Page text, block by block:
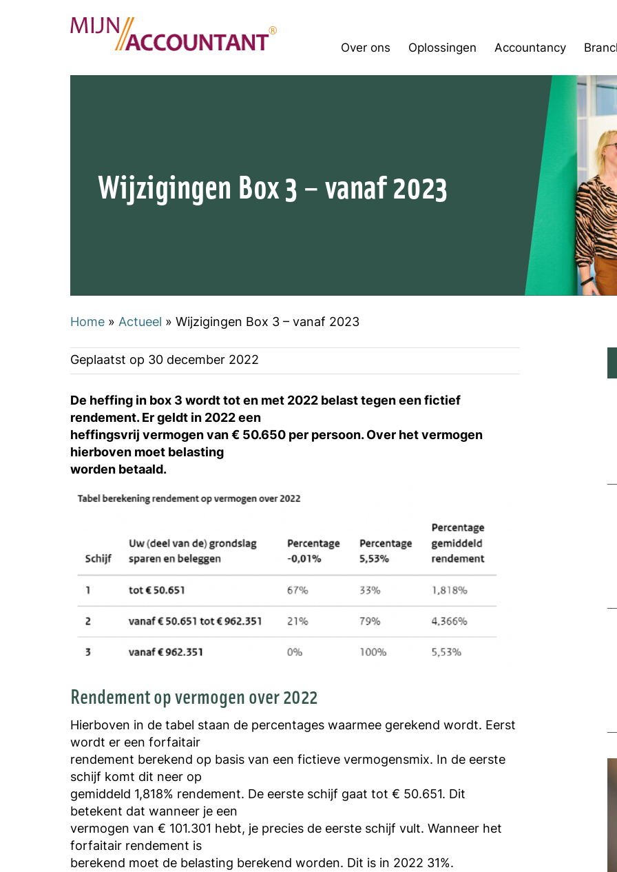
Over ons Oplossingen Accountancy
Wijzigingen Box 3 – vanaf 2023
Home » Actueel » Wijzigingen Box 3 – vanaf 2023
Geplaatst op 30 december 2022
De heffing in box 3 wordt tot en met 2022 belast tegen een fictief
rendement. Er geldt in 2022 een
heffingsvrij vermogen van € 50.650 per persoon. Over het vermogen
hierboven moet belasting
worden betaald.
Rendement op vermogen over 2022
Hierboven in de tabel staan de percentages waarmee gerekend wordt. Eerst
wordt er een forfaitair
rendement berekend op basis van een fictieve vermogensmix. In de eerste
schijf komt dit neer op
gemiddeld 1,818% rendement. De eerste schijf gaat tot € 50.651. Dit
betekent dat wanneer je een
vermogen van € 101.301 hebt, je precies de eerste schijf vult. Wanneer het
forfaitair rendement is
berekend moet de belasting berekend worden. Dit is in 2022 31%.